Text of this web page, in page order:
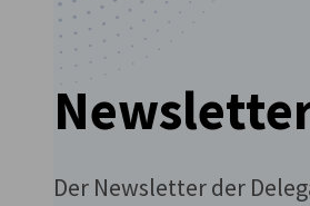
Der Newsletter der